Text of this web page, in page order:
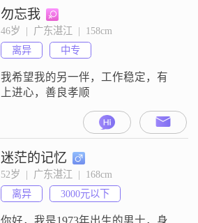
勿忘我
46岁  |  广东湛江  |  158cm
离异
中专
我希望我的另一伴，工作稳定，有
上进心，善良孝顺
迷茫的记忆
52岁  |  广东湛江  |  168cm
离异
3000元以下